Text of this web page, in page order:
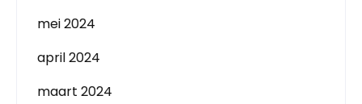
mei 2024
april 2024
maart 2024